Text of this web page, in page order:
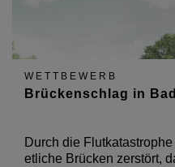
WETTBEWERB
Brückenschlag in
Durch die
etliche Brücken zerstört,